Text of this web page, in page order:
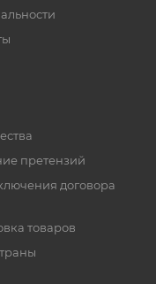
претензий
договора
товаров